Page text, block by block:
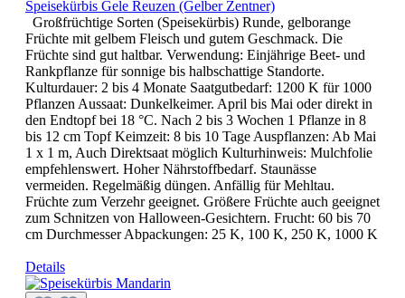
Speisekürbis Gele Reuzen (Gelber Zentner)
Großfrüchtige Sorten (Speisekürbis) Runde, gelborange
Früchte mit gelbem Fleisch und gutem Geschmack. Die
Früchte sind gut haltbar. Verwendung: Einjährige Beet- und
Rankpflanze für sonnige bis halbschattige Standorte.
Kulturdauer: 2 bis 4 Monate Saatgutbedarf: 1200 K für 1000
Pflanzen Aussaat: Dunkelkeimer. April bis Mai oder direkt in
den Endtopf bei 18 °C. Nach 2 bis 3 Wochen 1 Pflanze in 8
bis 12 cm Topf Keimzeit: 8 bis 10 Tage Auspflanzen: Ab Mai
1 x 1 m, Auch Direktsaat möglich Kulturhinweis: Mulchfolie
empfehlenswert. Hoher Nährstoffbedarf. Staunässe
vermeiden. Regelmäßig düngen. Anfällig für Mehltau.
Früchte zum Verzehr geeignet. Größere Früchte auch geeignet
zum Schnitzen von Halloween-Gesichtern. Frucht: 60 bis 70
cm Durchmesser Abpackungen: 25 K, 100 K, 250 K, 1000 K
Details